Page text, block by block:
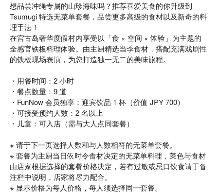
想品尝冲绳专属的山珍海味吗？推荐喜爱美食的你升级到
Tsumugi 特选无菜单套餐，品尝更多高级的食材以及新奇的料
理手法！
在宫古岛奢华度假村内享受以「食 × 空间 × 体验」为主题的
全感官铁板料理体验。由主厨精选当季食材，搭配充满戏剧性
的铁板现场表演，为您打造独一无二的美味旅程。
・用餐时间：2 小时
・餐点数量：9 道
・FunNow 会员独享：迎宾饮品 1 杯（价值 JPY 700）
・可接受预约人数：2 名以上
・儿童：可入店（需与大人点同套餐）
※ 请于下一页选择人数和与人数相符的无菜单套餐。
※ 套餐为主厨当日依时令食材决定的无菜单料理，菜色与食材
由店家根据选择的套餐价格决定，若有过敏或忌口饮食请于备
注栏中说明，店家将尽力配合。
※ 显示价格为每人价格，每人须选择同一套餐。